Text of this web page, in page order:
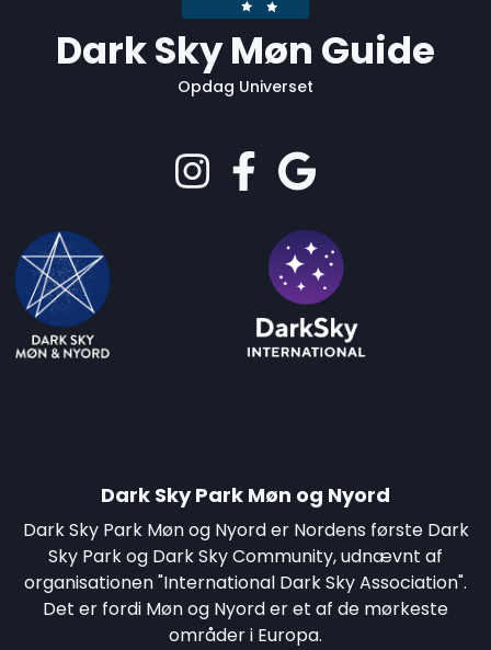
Dark Sky Møn Guide
Opdag Universet
Dark Sky Park Møn og Nyord
Dark Sky Park Møn og Nyord er Nordens første Dark
Sky Park og Dark Sky Community, udnævnt af
organisationen "International Dark Sky Association".
Det er fordi Møn og Nyord er et af de mørkeste
områder i Europa.